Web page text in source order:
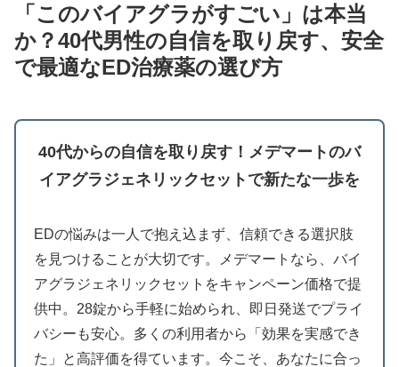
「このバイアグラがすごい」は本当
か？40代男性の自信を取り戻す、安全
で最適なED治療薬の選び方
40代からの自信を取り戻す！メデマートのバ
イアグラジェネリックセットで新たな一歩を
EDの悩みは一人で抱え込まず、信頼できる選択肢
を見つけることが大切です。メデマートなら、バイ
アグラジェネリックセットをキャンペーン価格で提
供中。28錠から手軽に始められ、即日発送でプライ
バシーも安心。多くの利用者から「効果を実感でき
た」と高評価を得ています。今こそ、あなたに合っ